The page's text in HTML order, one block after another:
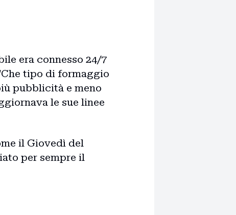
era connesso 24/7
tipo di formaggio
pubblicità e meno
le sue linee
il Giovedì del
per sempre il